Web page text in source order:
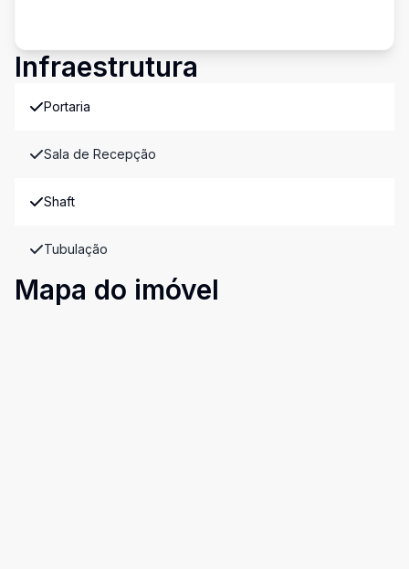
Infraestrutura
Portaria
Sala de Recepção
Shaft
Tubulação
Mapa do imóvel